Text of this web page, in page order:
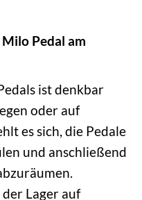
Pedal am
ist denkbar
oder auf
es sich, die Pedale
und anschließend
Lager auf